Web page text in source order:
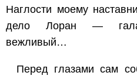
Наглости моему
дело Лоран —
вежливый…
Перед глазами сам